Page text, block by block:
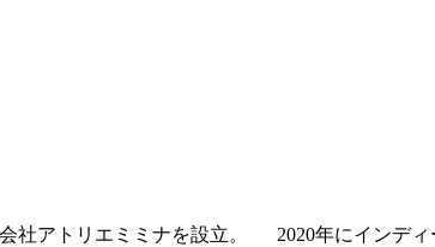
社アトリエミミナを設立。 2020年にインデ